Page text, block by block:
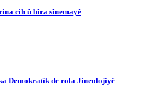
cih û bîra sînemayê
Demokratîk de rola Jineolojiyê